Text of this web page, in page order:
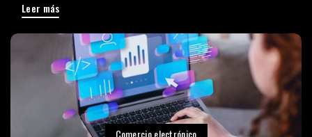
Leer más
Comercio electrónico